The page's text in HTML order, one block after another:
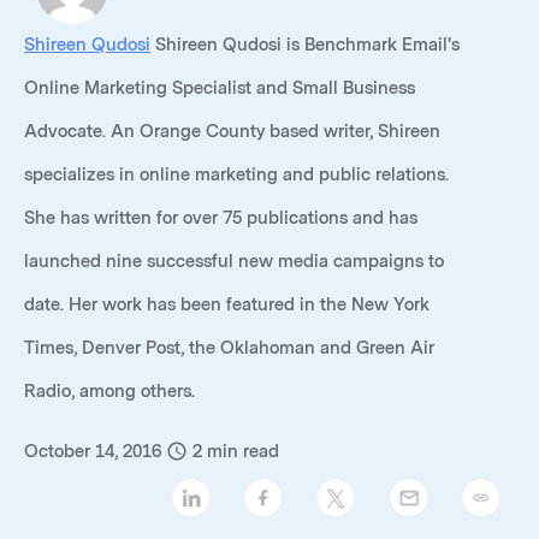
Shireen Qudosi Shireen Qudosi is Benchmark Email's
Online Marketing Specialist and Small Business
Advocate. An Orange County based writer, Shireen
specializes in online marketing and public relations.
She has written for over 75 publications and has
launched nine successful new media campaigns to
date. Her work has been featured in the New York
Times, Denver Post, the Oklahoman and Green Air
Radio, among others.
October 14, 2016 2 min read